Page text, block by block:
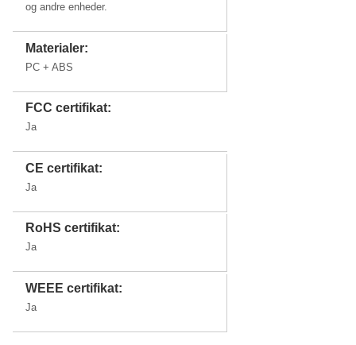
og andre enheder.
Materialer:
PC + ABS
FCC certifikat:
Ja
CE certifikat:
Ja
RoHS certifikat:
Ja
WEEE certifikat:
Ja